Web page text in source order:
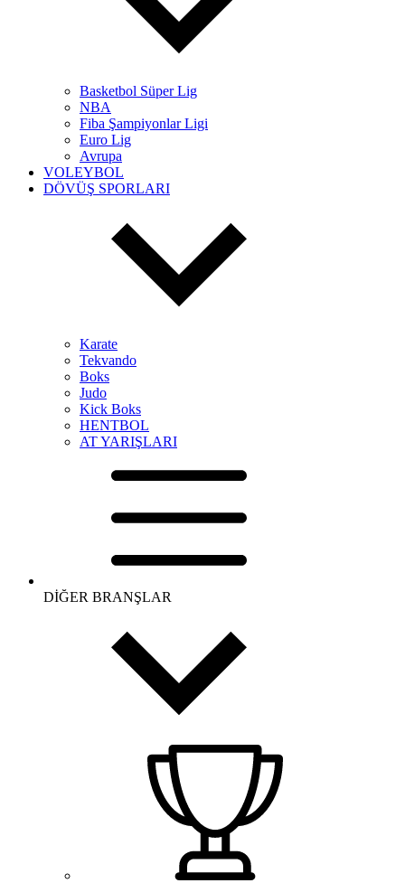
Basketbol Süper Lig
NBA
Fiba Şampiyonlar Ligi
Euro Lig
Avrupa
VOLEYBOL
DÖVÜŞ SPORLARI
Karate
Tekvando
Boks
Judo
Kick Boks
HENTBOL
AT YARIŞLARI
DİĞER BRANŞLAR